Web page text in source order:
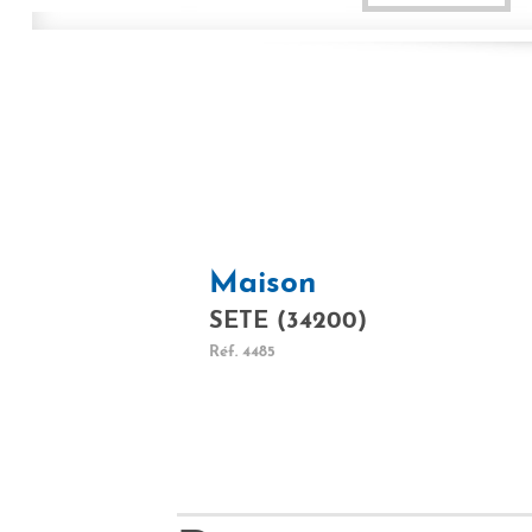
Maison
SETE (34200)
Réf. 4485